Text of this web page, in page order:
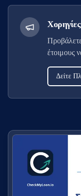
έτοιμους
Δείτε